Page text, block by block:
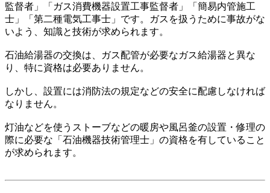
監督者」「ガス消費機器設置工事監督者」「簡易内管施工
士」「第二種電気工事士」です。ガスを扱うために事故がな
いよう、知識と技術が求められます。
石油給湯器の交換は、ガス配管が必要なガス給湯器と異な
り、特に資格は必要ありません。
しかし、設置には消防法の規定などの安全に配慮しなければ
なりません。
灯油などを使うストーブなどの暖房や風呂釜の設置・修理の
際に必要な「石油機器技術管理士」の資格を有していること
が求められます。